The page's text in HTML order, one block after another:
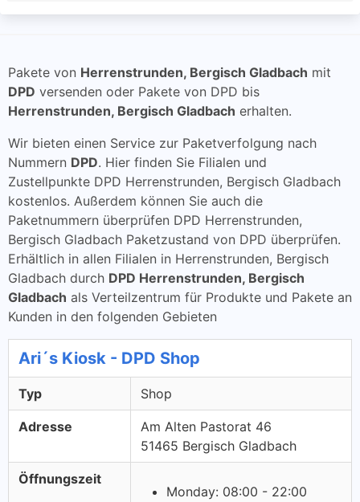
Pakete von Herrenstrunden, Bergisch Gladbach mit
DPD versenden oder Pakete von DPD bis
Herrenstrunden, Bergisch Gladbach erhalten.
Wir bieten einen Service zur Paketverfolgung nach
Nummern DPD. Hier finden Sie Filialen und
Zustellpunkte DPD Herrenstrunden, Bergisch Gladbach
kostenlos. Außerdem können Sie auch die
Paketnummern überprüfen DPD Herrenstrunden,
Bergisch Gladbach Paketzustand von DPD überprüfen.
Erhältlich in allen Filialen in Herrenstrunden, Bergisch
Gladbach durch DPD Herrenstrunden, Bergisch
Gladbach als Verteilzentrum für Produkte und Pakete an
Kunden in den folgenden Gebieten
Ari´s Kiosk - DPD Shop
Typ Shop
Adresse
Am Alten Pastorat 46
51465 Bergisch Gladbach
Öffnungszeit
Monday: 08:00 - 22:00